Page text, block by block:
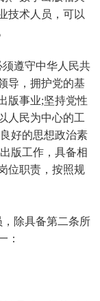
技术人员，可以
遵守中华人民共
导，拥护党的基
版事业;坚持党性
人民为中心的工
好的思想政治素
版工作，具备相
位职责，按照规
除具备第二条所
：